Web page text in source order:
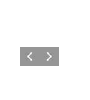
Forrige billede
Næste billede